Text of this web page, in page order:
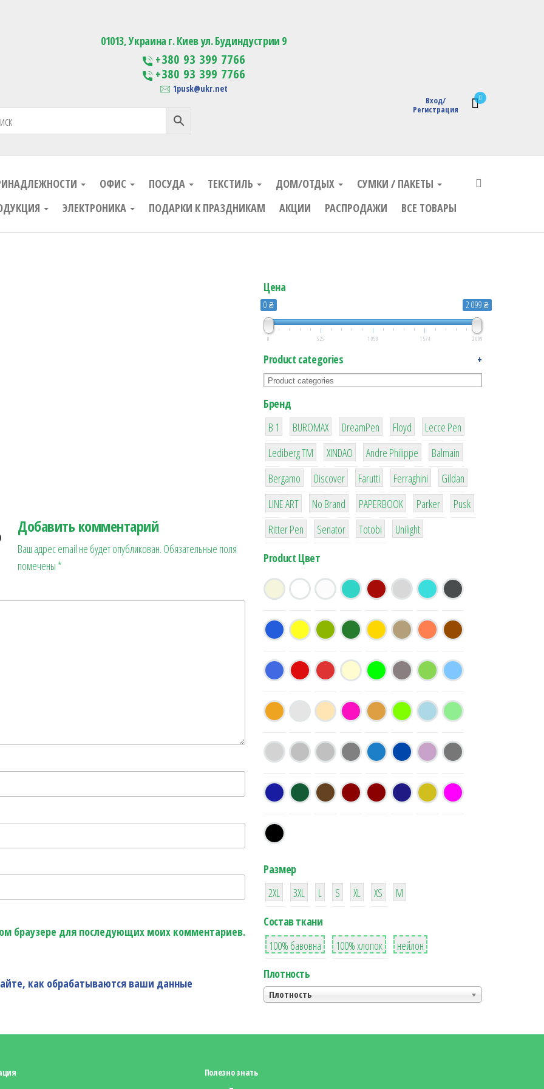
Изготовление сувенирной продукции с логотипом
0
Вход/
Регистрация
01013, Украина г. Киев ул. Будиндустрии 9
+380 93 399 7766
+380 93 399 7766
1pusk@ukr.net
ОФИС ПОСУДА ТЕКСТИЛЬ ДОМ/ОТДЫХ
СУМКИ / ПАКЕТЫ
ЭЛЕКТРОНИКА ПОДАРКИ К ПРАЗДНИКАМ АКЦИИ РАСПРОДАЖИ ВСЕ ТОВАРЫ
Добавить комментарий
Ваш адрес email не будет опубликован. Обязательные поля
помечены *
браузере для последующих моих комментариев.
как обрабатываются ваши данные
Цена
0 ₴ 2 099 ₴
0 525 1 050 1 574 2 099
Product categories +
Бренд
B 1
1
BUROMAX
1
DreamPen
2
Floyd
2
Lecce Pen
3
Lediberg ТМ
3
XINDAO
1
Andre Philippe
4
Balmain
26
Bergamo
64
Discover
299
Farutti
4
Ferraghini
42
Gildan
4
LINE ART
90
No Brand
8
PAPERBOOK
6
Parker
2
Pusk
22
Ritter Pen
15
Senator
43
Totobi
1
Unilight
Product Цвет
Размер
38
2XL
16
3XL
42
L
42
S
42
XL XS
М
Состав ткани
8
100% бавовна
36
100% хлопок
2
нейлон
Плотность
Плотность
Полезно знать